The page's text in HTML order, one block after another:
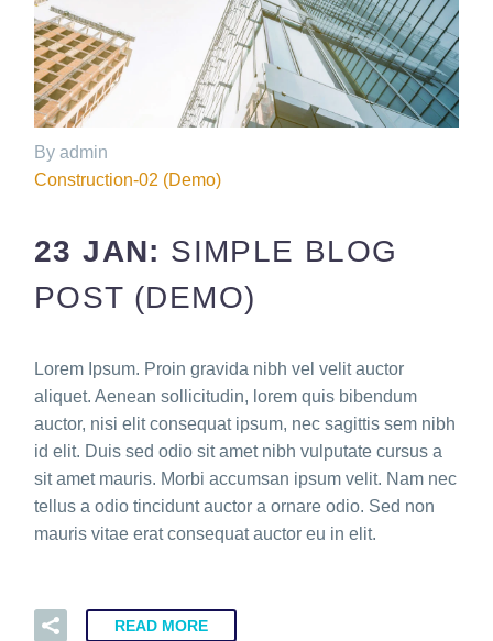
By admin
Construction-02 (Demo)
23 JAN: SIMPLE BLOG
POST (DEMO)
Lorem Ipsum. Proin gravida nibh vel velit auctor
aliquet. Aenean sollicitudin, lorem quis bibendum
auctor, nisi elit consequat ipsum, nec sagittis sem nibh
id elit. Duis sed odio sit amet nibh vulputate cursus a
sit amet mauris. Morbi accumsan ipsum velit. Nam nec
tellus a odio tincidunt auctor a ornare odio. Sed non
mauris vitae erat consequat auctor eu in elit.
READ MORE